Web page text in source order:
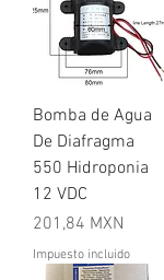
Bomba de Agua
De Diafragma
550 Hidroponia
12 VDC
Precio
201,84 MXN
Impuesto incluido